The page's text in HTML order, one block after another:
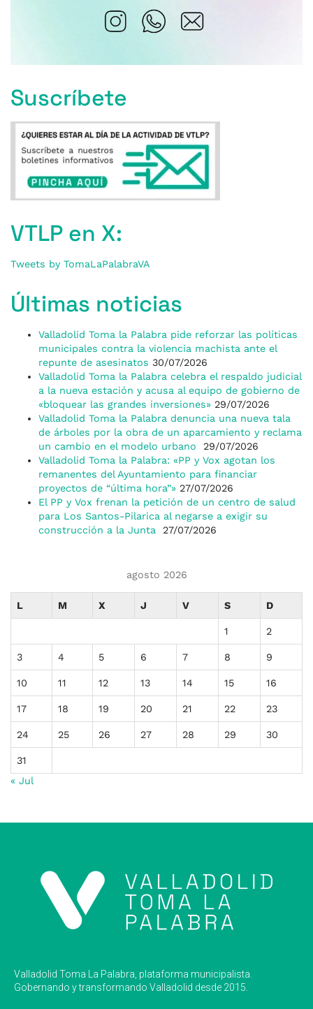
Suscríbete
VTLP en X:
Tweets by TomaLaPalabraVA
Últimas noticias
Valladolid Toma la Palabra pide reforzar las políticas
municipales contra la violencia machista ante el
repunte de asesinatos 30/07/2026
Valladolid Toma la Palabra celebra el respaldo judicial
a la nueva estación y acusa al equipo de gobierno de
«bloquear las grandes inversiones» 29/07/2026
Valladolid Toma la Palabra denuncia una nueva tala
de árboles por la obra de un aparcamiento y reclama
un cambio en el modelo urbano
29/07/2026
Valladolid Toma la Palabra: «PP y Vox agotan los
remanentes del Ayuntamiento para financiar
proyectos de “última hora”» 27/07/2026
El PP y Vox frenan la petición de un centro de salud
para Los Santos-Pilarica al negarse a exigir su
construcción a la Junta
27/07/2026
agosto 2026
L M X J V S D
1 2
3 4 5 6 7 8 9
10 11 12 13 14 15 16
17 18 19 20 21 22 23
24 25 26 27 28 29 30
31
« Jul
Valladolid Toma La Palabra, plataforma municipalista.
Gobernando y transformando Valladolid desde 2015.